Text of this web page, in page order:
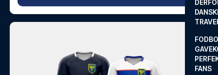
FANS